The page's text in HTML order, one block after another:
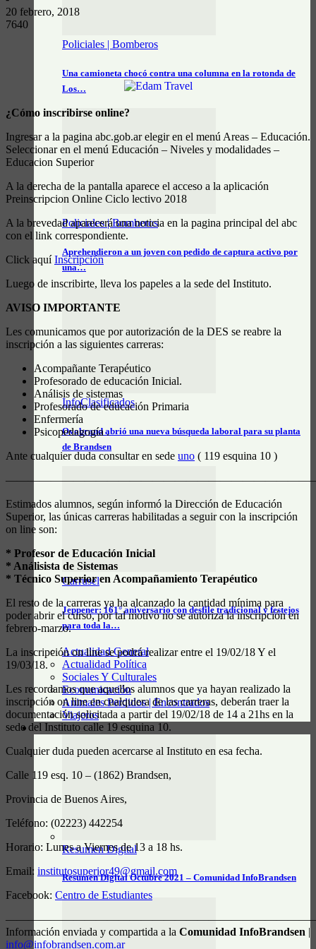
Policiales | Bomberos
Una camioneta chocó contra una columna en la rotonda de
Los…
Policiales | Bomberos
Aprehendieron a un joven con pedido de captura activo por
una…
InfoClasificados
Ovobrand abrió una nueva búsqueda laboral para su planta
de Brandsen
Carrusel
Jeppener: 161° aniversario con desfile tradicional y festejos
para toda la…
Actualidad General
Actualidad Política
Sociales Y Culturales
Ecomunicación
Animales Perdidos | Encontrados
Viajeros
RESUMEN DIGITAL
Resumen Digital
Resumen Digital Octubre 2021 – Comunidad InfoBrandsen
20 febrero, 2018
7640
¿Cómo inscribirse online?
Ingresar a la pagina abc.gob.ar elegir en el menú Areas – Educación.
Seleccionar en el menú Educación – Niveles y modalidades –
Educacion Superior
A la derecha de la pantalla aparece el acceso a la aplicación
Preinscripcion Online Ciclo lectivo 2018
A la brevedad aparecerá una noticia en la pagina principal del abc
con el link correspondiente.
Click aquíInscripción
Luego de inscribirte, lleva los papeles a la sede del Instituto.
AVISO IMPORTANTE
Les comunicamos que por autorización de la DES se reabre la
inscripción a las siguientes carreras:
Acompañante Terapéutico
Profesorado de educación Inicial.
Análisis de sistemas
Profesorado de educación Primaria
Enfermería
Psicopedagogía .
Ante cualquier duda consultar en sede uno ( 119 esquina 10 )
Estimados alumnos, según informó la Dirección de Educación
Superior, las únicas carreras habilitadas a seguir con la inscripción
on line son:
* Profesor de Educación Inicial
* Análisista de Sistemas
* Técnico Superior en Acompañamiento Terapéutico
El resto de la carreras ya ha alcanzado la cantidad mínima para
poder abrir el curso, por tal motivo no se autoriza la inscripción en
febrero-marzo.
La inscripción on line se podrá realizar entre el 19/02/18 Y el
19/03/18.
Les recordamos que aquellos alumnos que ya hayan realizado la
inscripción on line en cualquiera de las carreras, deberán traer la
documentación solicitada a partir del 19/02/18 de 14 a 21hs en la
sede del Instituto calle 19 esquina 10.
Cualquier duda pueden acercarse al Instituto en esa fecha.
Calle 119 esq. 10 – (1862) Brandsen,
Provincia de Buenos Aires,
Teléfono: (02223) 442254
Horario: Lunes a Viernes de 13 a 18 hs.
Email: institutosuperior49@gmail.com
Facebook: Centro de Estudiantes
Información enviada y compartida a la Comunidad InfoBrandsen |
info@infobrandsen.com.ar